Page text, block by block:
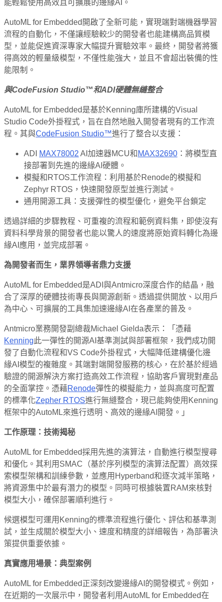
能輕鬆使用高效且可擴展的邊緣AI。
AutoML for Embedded開啟了全新可能，實現端對端機器學習
流程的自動化，不僅讓經驗較少的開發者也能建構高品質模
型，並能促進資深專家大幅提升實驗效率。最終，開發者將獲
得高效的輕量級模型，不僅性能強大，並且不會超出裝備的性
能限制。
與CodeFusion Studio™和ADI硬體無縫整合
AutoML for Embedded是基於Kenning庫所建構的Visual
Studio Code外掛程式，旨在自然地融入開發者現有的工作流
程。其與CodeFusion Studio™進行了整合以支援：
ADI MAX78002 AI加速器MCU和 MAX32690 ：將模型直
接部署到先進的邊緣AI硬體。
模擬和RTOS工作流程：利用基於Renode的模擬和
Zephyr RTOS，快速開發原型並進行測試。
通用開源工具：支援彈性的模型優化，避免平台鎖定
透過詳細的步驟教程、可重複的流程和範例資料集，即使沒有
資料科學背景的開發者也能以驚人的速度將原始資料轉化為邊
緣AI應用，並完成部署。
為開發者而生，業界領導者鼎力支援
AutoML for Embedded是ADI與Antmicro深度合作的結晶，融
合了深厚的硬體技術專長與開源創新。透過提供開放、以用戶
為中心、可擴展的工具集加速邊緣AI在各產業的普及。
Antmicro業務開發副總裁Michael Gielda表示：「憑藉
Kenning此一彈性的開源AI基準測試與部署框架，我們成功開
發了自動化流程和VS Code外掛程式，大幅降低建構優化邊
緣AI模型的複雜度。其端對端開發服務的核心，在於基於經過
驗證的開源解決方案打造高效工作流程，協助客戶實現對產品
的全面掌控。憑藉Renode彈性的模擬能力，並與高度可配置
的標準化Zepher RTOS進行無縫整合，現已能夠使用Kenning
框架中的AutoML來進行透明、高效的邊緣AI開發。」
工作原理：技術揭秘
AutoML for Embedded採用先進的演算法，自動進行模型搜尋
和優化。其利用SMAC（基於序列模型的演算法配置）高效探
索模型架構和訓練參數，並應用Hyperband和逐次減半策略，
將資源集中於最有潛力的模型。同時可根據裝置RAM來核對
模型大小，確保部署順利進行。
候選模型可運用Kenning的標準流程進行優化、評估和基準測
試，並生成關於模型大小、速度和精度的詳細報告，為部署決
策提供重要依據。
真實應用場景：典型案例
AutoML for Embedded正深刻改變邊緣AI的開發模式。例如，
在近期的一次展示中，開發者利用AutoML for Embedded在